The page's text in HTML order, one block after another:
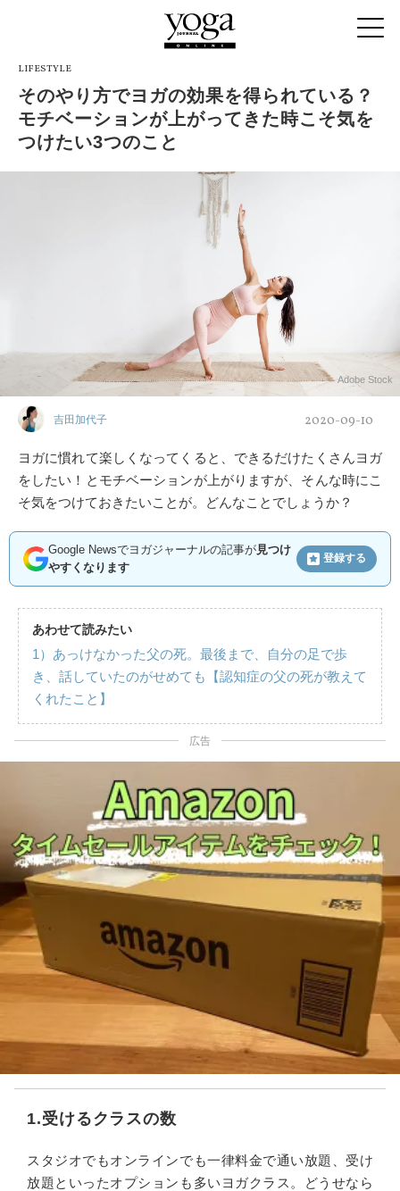
LIFESTYLE
そのやり方でヨガの効果を得られている？
モチベーションが上がってきた時こそ気を
つけたい3つのこと
Adobe Stock
吉田加代子 2020-09-10
ヨガに慣れて楽しくなってくると、できるだけたくさんヨガ
をしたい！とモチベーションが上がりますが、そんな時にこ
そ気をつけておきたいことが。どんなことでしょうか？
Google Newsでヨガジャーナルの記事が見つけ
やすくなります
登録する
あわせて読みたい
1）あっけなかった父の死。最後まで、自分の足で歩
き、話していたのがせめても【認知症の父の死が教えて
くれたこと】
広告
1.受けるクラスの数
スタジオでもオンラインでも一律料金で通い放題、受け
放題といったオプションも多いヨガクラス。どうせなら